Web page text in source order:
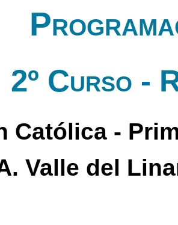
2º Curso -
Católica -
Valle del